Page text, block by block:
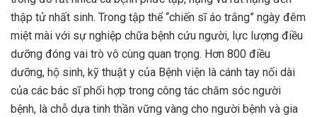
thập tử nhất sinh. Trong tập thể “chiến sĩ áo trắng” ngày đêm
miệt mài với sự nghiệp chữa bệnh cứu người, lực lượng điều
dưỡng đóng vai trò vô cùng quan trọng. Hơn 800 điều
dưỡng, hộ sinh, kỹ thuật y của Bệnh viện là cánh tay nối dài
của các bác sĩ phối hợp trong công tác chăm sóc người
bệnh, là chỗ dựa tinh thần vững vàng cho người bệnh và gia